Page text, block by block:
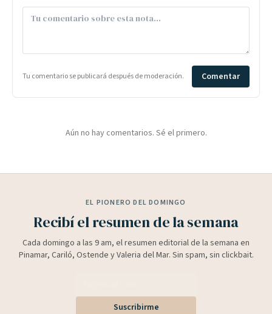
Tu comentario se publicará después de moderación. Comentar
Aún no hay comentarios. Sé el primero.
EL PIONERO DEL DOMINGO
Recibí el resumen de la semana
Cada domingo a las 9 am, el resumen editorial de la semana en
Pinamar, Cariló, Ostende y Valeria del Mar. Sin spam, sin clickbait.
Suscribirme